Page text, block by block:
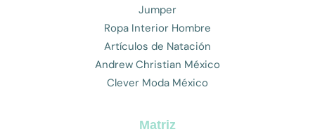
Jumper
Ropa Interior Hombre
Artículos de Natación
Andrew Christian México
Clever Moda México
Matriz